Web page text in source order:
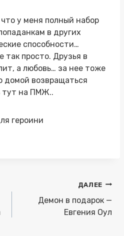
у меня полный набор
в других
способности…
так просто. Друзья в
а любовь… за нее тоже
домой возвращаться
тут на ПМЖ..
героини
ДАЛЕЕ
Демон в подарок —
Евгения Оул